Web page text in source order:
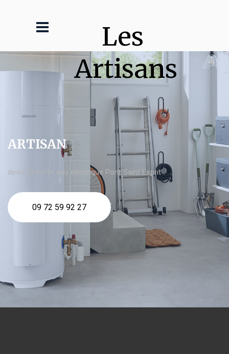
Les
Artisans
ARTISAN
devis Chauffe eau electrique Pont Saint Esprit
09 72 59 92 27